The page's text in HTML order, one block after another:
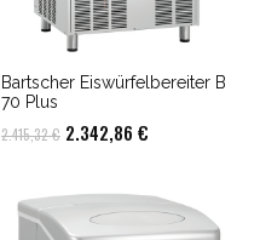
Bartscher Eiswürfelbereiter B
70 Plus
2.415,32€ Ursprünglicher
war:
2.415,32 €
2.342,86 €
ist:
2.342,86 €.